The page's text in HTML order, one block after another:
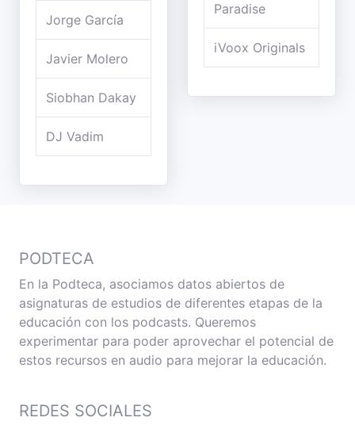
Jorge García
Javier Molero
Siobhan Dakay
DJ Vadim
Paradise
iVoox Originals
PODTECA
En la Podteca, asociamos datos abiertos de
asignaturas de estudios de diferentes etapas de la
educación con los podcasts. Queremos
experimentar para poder aprovechar el potencial de
estos recursos en audio para mejorar la educación.
REDES SOCIALES